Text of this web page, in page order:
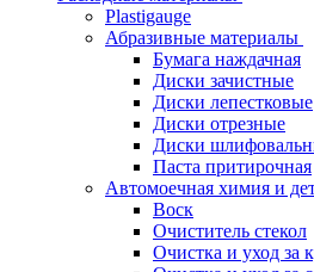
Plastigauge
Абразивные материалы
Бумага наждачная
Диски зачистные
Диски лепестковые
Диски отрезные
Диски
Паста притирочная
Автомоечная химия и
Воск
Очиститель стекол
Очистка и уход за